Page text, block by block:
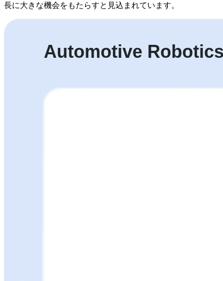
長に大きな機会をもたらすと見込まれています。